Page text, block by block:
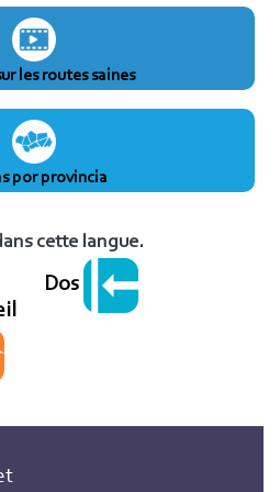
les routes saines
por provincia
cette langue.
Dos